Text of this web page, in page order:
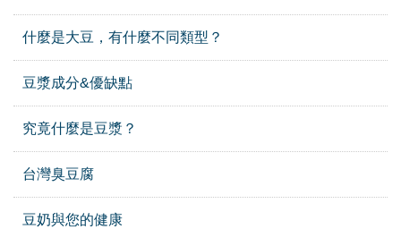
什麼是大豆，有什麼不同類型？
豆漿成分&優缺點
究竟什麼是豆漿？
台灣臭豆腐
豆奶與您的健康